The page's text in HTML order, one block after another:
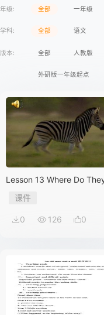
年级: 全部 一年级
学科: 全部 语文
版本: 全部 人教版
外研版一年级起点
苏教版义务教育版
人民版义务教育版
鲁教版五四制
苏教版2017课标
高等教育出版社
Lesson 13 Where Do
课件
0 126 0